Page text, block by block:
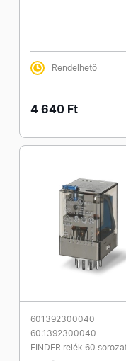
Rendelhető
4 640 Ft
601392300040
60.1392300040
FINDER relék 60